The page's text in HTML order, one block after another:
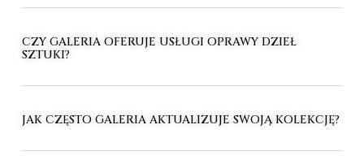
CZY GALERIA OFERUJE USŁUGI OPRAWY DZIEŁ
SZTUKI?
JAK CZĘSTO GALERIA AKTUALIZUJE SWOJĄ KOLEKCJĘ?